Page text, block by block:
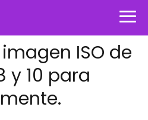
ISO de
y 10 para